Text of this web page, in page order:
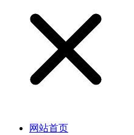
网站首页